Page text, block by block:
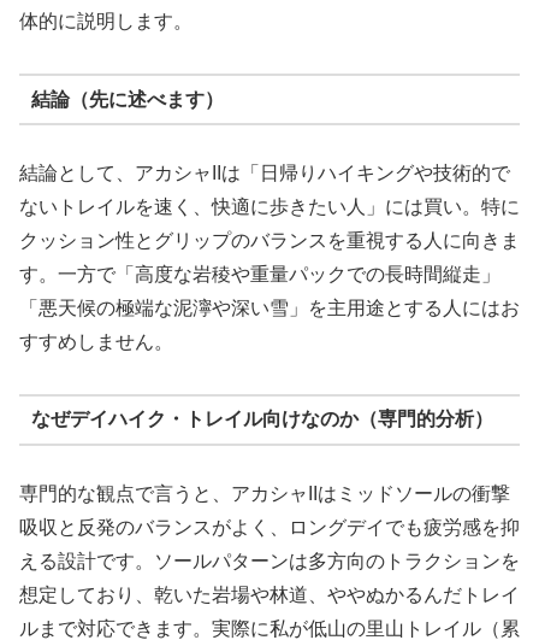
体的に説明します。
結論（先に述べます）
結論として、アカシャIIは「日帰りハイキングや技術的で
ないトレイルを速く、快適に歩きたい人」には買い。特に
クッション性とグリップのバランスを重視する人に向きま
す。一方で「高度な岩稜や重量パックでの長時間縦走」
「悪天候の極端な泥濘や深い雪」を主用途とする人にはお
すすめしません。
なぜデイハイク・トレイル向けなのか（専門的分析）
専門的な観点で言うと、アカシャIIはミッドソールの衝撃
吸収と反発のバランスがよく、ロングデイでも疲労感を抑
える設計です。ソールパターンは多方向のトラクションを
想定しており、乾いた岩場や林道、ややぬかるんだトレイ
ルまで対応できます。実際に私が低山の里山トレイル（累